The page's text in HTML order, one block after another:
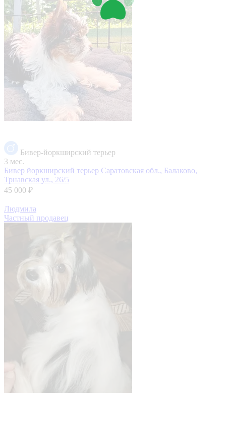
Бивер-йоркширский терьер
3 мес.
Бивер йоркширский терьер Саратовская обл., Балаково,
Трнавская ул., 26/5
45 000 ₽
Людмила
Частный продавец